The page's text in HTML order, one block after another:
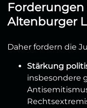
Forderungen
Altenburger
Daher fordern die
Stärkung
insbesondere